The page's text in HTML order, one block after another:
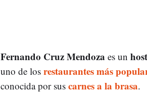
Fernando Cruz Mendoza es un
uno de losrestaurantes más
conocida por sus carnes a la brasa.